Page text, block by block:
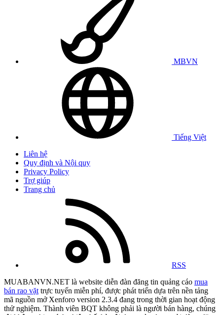
MBVN
Tiếng Việt
Liên hệ
Quy định và Nội quy
Privacy Policy
Trợ giúp
Trang chủ
RSS
MUABANVN.NET là website diễn đàn đăng tin quảng cáo mua
bán rao vặt trực tuyến miễn phí, được phát triển dựa trên nền tảng
mã nguồn mở Xenforo version 2.3.4 đang trong thời gian hoạt động
thử nghiệm. Thành viên BQT không phải là người bán hàng, chúng